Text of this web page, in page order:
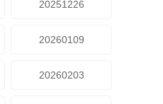
20251226
20260109
20260203